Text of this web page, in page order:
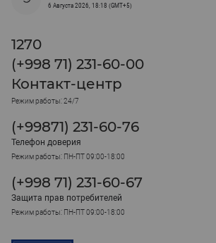
6 Августа 2026, 18:18 (GMT+5)
1270
(+998 71) 231-60-00
Контакт-центр
Режим работы: 24/7
(+99871) 231-60-76
Телефон доверия
Режим работы: ПН-ПТ 09:00-18:00
(+998 71) 231-60-67
Защита прав потребителей
Режим работы: ПН-ПТ 09:00-18:00